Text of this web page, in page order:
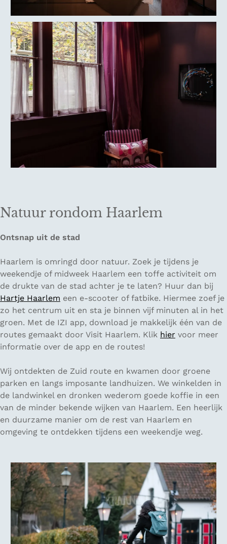
Natuur rondom Haarlem
Ontsnap uit de stad
Haarlem is omringd door natuur. Zoek je tijdens je
weekendje of midweek Haarlem een toffe activiteit om
de drukte van de stad achter je te laten? Huur dan bij
Hartje Haarlem een e-scooter of fatbike. Hiermee zoef je
zo het centrum uit en sta je binnen vijf minuten al in het
groen. Met de IZI app, download je makkelijk één van de
routes gemaakt door Visit Haarlem. Klik hier voor meer
informatie over de app en de routes!
Wij ontdekten de Zuid route en kwamen door groene
parken en langs imposante landhuizen. We winkelden in
de landwinkel en dronken wederom goede koffie in een
van de minder bekende wijken van Haarlem. Een heerlijk
en duurzame manier om de rest van Haarlem en
omgeving te ontdekken tijdens een weekendje weg.